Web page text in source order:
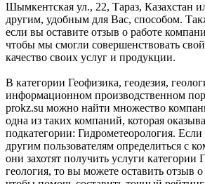
Шымкентская ул., 22, Тараз, Казахстан
другим, удобным для Вас, способом.
если вы оставите отзыв о работе
чтобы мы смогли совершенствовать
качество своих услуг и продукции.
В категории Геофизика, геодезия,
информационном производственном
prokz.su можно найти множество
одна из таких компаний, которая
подкатегории: Гидрометеорология.
другим пользователям определиться с
они захотят получить услуги категории
геология, то вы можете оставить отзыв